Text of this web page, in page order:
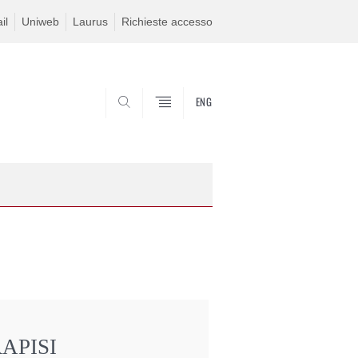
Uniweb Laurus Richieste accesso
ENG